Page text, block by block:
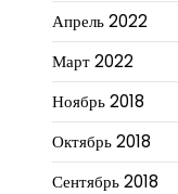
Апрель 2022
Март 2022
Ноябрь 2018
Октябрь 2018
Сентябрь 2018